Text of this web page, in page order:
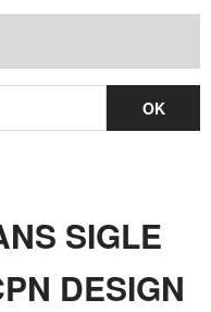
SIGLE
DESIGN